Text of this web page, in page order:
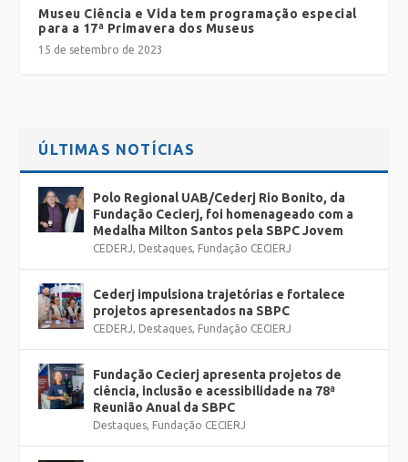
Museu Ciência e Vida tem programação especial
para a 17ª Primavera dos Museus
15 de setembro de 2023
ÚLTIMAS NOTÍCIAS
Polo Regional UAB/Cederj Rio Bonito, da
Fundação Cecierj, foi homenageado com a
Medalha Milton Santos pela SBPC Jovem
CEDERJ Destaques Fundação CECIERJ
Cederj impulsiona trajetórias e fortalece
projetos apresentados na SBPC
CEDERJ Destaques Fundação CECIERJ
Fundação Cecierj apresenta projetos de
ciência, inclusão e acessibilidade na 78ª
Reunião Anual da SBPC
Destaques Fundação CECIERJ